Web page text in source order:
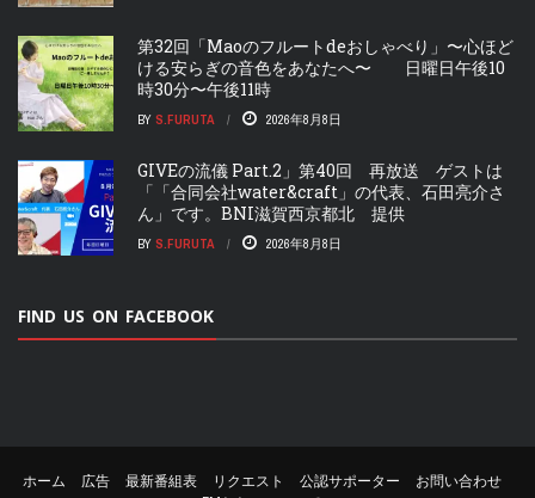
第32回「Maoのフルートdeおしゃべり」〜心ほど
ける安らぎの音色をあなたへ〜 日曜日午後10
時30分〜午後11時
BY S.FURUTA 2026年8月8日
GIVEの流儀 Part.2」第40回 再放送 ゲストは
「「合同会社water&craft」の代表、石田亮介さ
ん」です。BNI滋賀西京都北 提供
BY S.FURUTA 2026年8月8日
FIND US ON FACEBOOK
ホーム 広告 最新番組表 リクエスト 公認サポーター
お問い合わせ